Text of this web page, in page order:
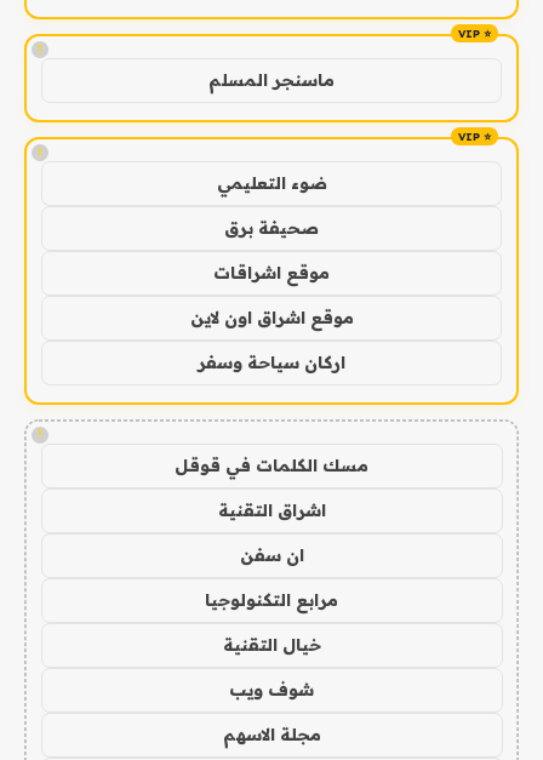
!
ماسنجر المسلم
!
ضوء التعليمي
صحيفة برق
موقع اشراقات
موقع اشراق اون لاين
اركان سياحة وسفر
!
مسك الكلمات في قوقل
اشراق التقنية
ان سفن
مرابع التكنولوجيا
خيال التقنية
شوف ويب
مجلة الاسهم